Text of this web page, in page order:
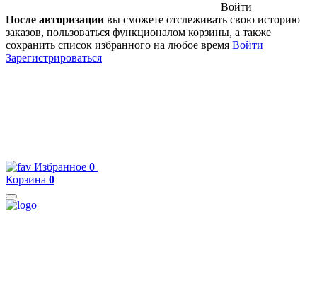
Войти
После авторизации вы сможете отслеживать свою историю
заказов, пользоваться функционалом корзины, а также
сохранить список избранного на любое время Войти
Зарегистрироваться
Избранное 0
Корзина 0